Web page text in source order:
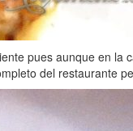
pues aunque en la
del restaurante